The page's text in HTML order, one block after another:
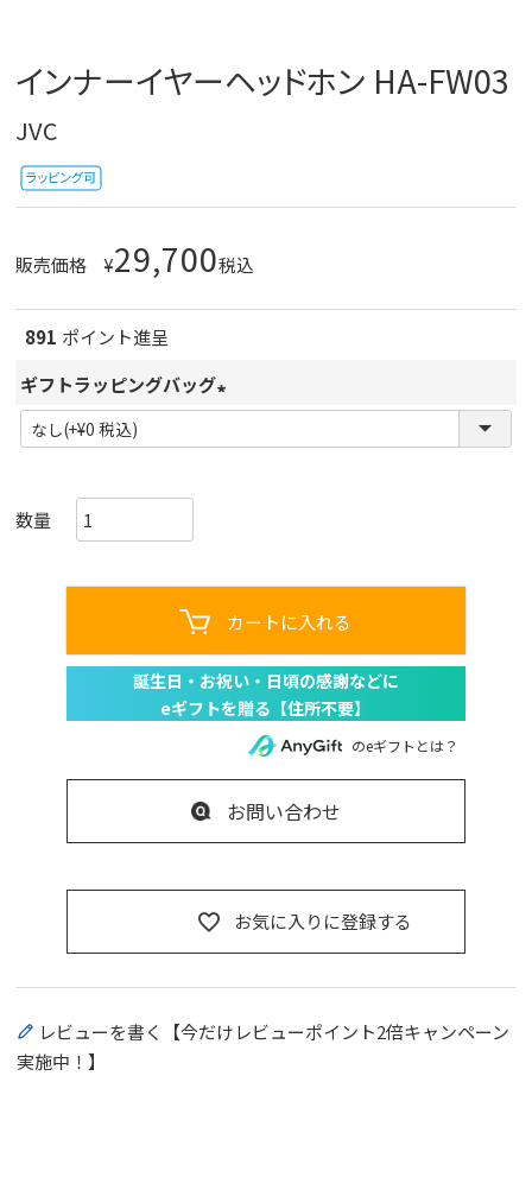
インナーイヤーヘッドホン HA-FW03
JVC
販売価格 ¥29,700税込
891 ポイント進呈
ギフトラッピングバッグ
必
お気に入りに登録する
カートに入れる
のeギフトとは？
お問い合わせ
レビューを書く【今だけレビューポイント2倍キャンペーン
実施中！】